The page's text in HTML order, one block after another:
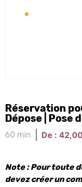
Réservation
Dépose | Pose
60 min De :
Note : Pour toute
devez créer un